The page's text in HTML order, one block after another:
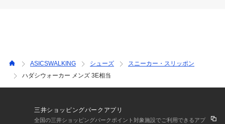
ASICSWALKING シューズ
スニーカー・スリッポン
ハダシウォーカー メンズ 3E相当
三井ショッピングパークアプリ
全国の三井ショッピングパークポイント対象施設でご利用できるアプ